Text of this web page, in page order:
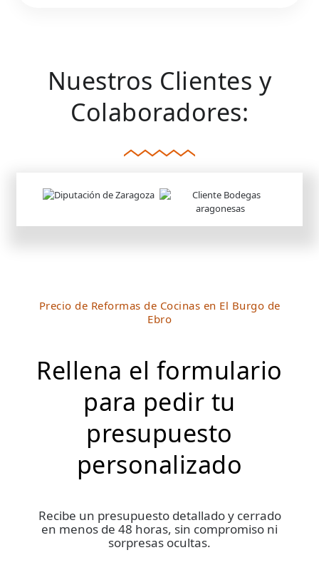
Nuestros Clientes y
Colaboradores:
Precio de Reformas de Cocinas en El Burgo de
Ebro
Rellena el formulario
para pedir tu
presupuesto
personalizado
Recibe un presupuesto detallado y cerrado
en menos de 48 horas, sin compromiso ni
sorpresas ocultas.